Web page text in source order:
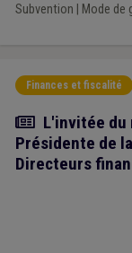
Subvention Mode de
Finances et fiscalité
Article
L'invitée du
Présidente de
Directeurs